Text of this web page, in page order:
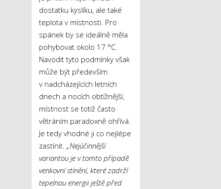
dostatku kyslíku, ale také
teplota v místnosti. Pro
spánek by se ideálně měla
pohybovat okolo 17 °C.
Navodit tyto podmínky však
může být především
v nadcházejících letních
dnech a nocích obtížnější,
místnost se totiž často
větráním paradoxně ohřívá.
Je tedy vhodné ji co nejlépe
zastínit. „Nejúčinnější
variantou je v tomto případě
venkovní stínění, které zadrží
tepelnou energii ještě před